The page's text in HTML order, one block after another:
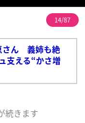
14/87
さん 義姉も絶
支える“かさ増
続きます